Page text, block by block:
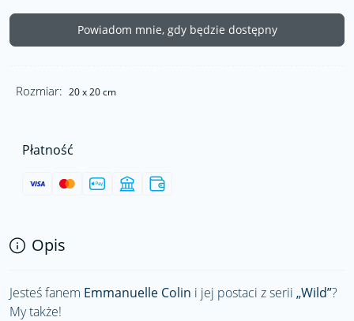
Powiadom mnie, gdy będzie dostępny
Rozmiar: 20 x 20 cm
Płatność
Opis
Jesteś fanem Emmanuelle Colin i jej postaci z serii „Wild”?
My także!